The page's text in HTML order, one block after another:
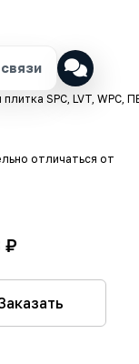
SPC, LVT, WPC,
отличаться от
₽